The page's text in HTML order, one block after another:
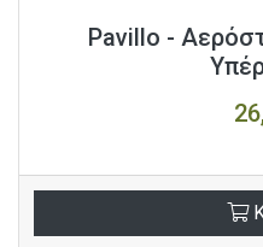
Pavillo -